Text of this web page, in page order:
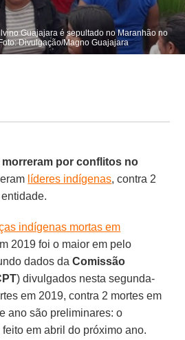
Guajajara é sepultado no Maranhão no
Divulgação/Magno Guajajara
morreram por conflitos no
líderes indígenas, contra 2
indígenas mortas em
2019 foi o maior em pelo
dados daComissão
) divulgados nesta segunda-
em 2019, contra 2 mortes em
ano são preliminares: o
em abril do próximo ano.